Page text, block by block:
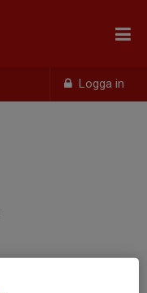
Logga in